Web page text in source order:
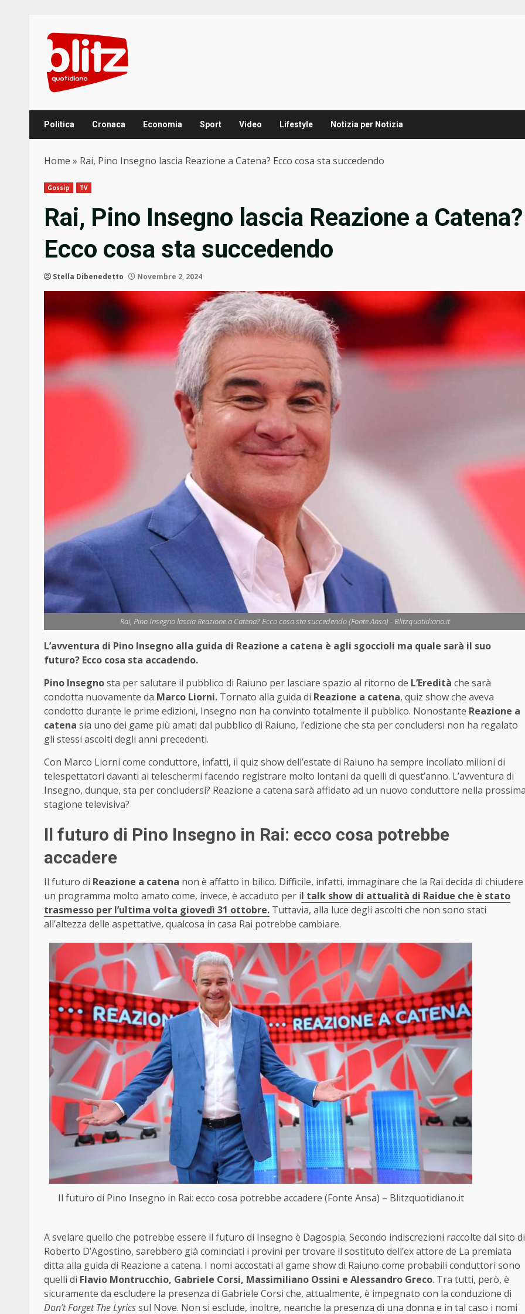
content
Politica Cronaca Economia Sport Video Lifestyle Notizia per Notizia
Home » Rai, Pino Insegno lascia Reazione a Catena? Ecco cosa sta succedendo
Gossip TV
Rai, Pino Insegno lascia Reazione a Catena?
Ecco cosa sta succedendo
Stella Dibenedetto Novembre 2, 2024
Rai, Pino Insegno lascia Reazione a Catena? Ecco cosa sta succedendo (Fonte Ansa) - Blitzquotidiano.it
L’avventura di Pino Insegno alla guida di Reazione a catena è agli sgoccioli ma quale sarà il suo
futuro? Ecco cosa sta accadendo.
Pino Insegnosta per salutare il pubblico di Raiuno per lasciare spazio al ritorno de L’Eredità che sarà
condotta nuovamente da Marco Liorni. Tornato alla guida di Reazione a catena, quiz show che aveva
condotto durante le prime edizioni, Insegno non ha convinto totalmente il pubblico. Nonostante Reazione a
catena sia uno dei game più amati dal pubblico di Raiuno, l’edizione che sta per concludersi non ha regalato
gli stessi ascolti degli anni precedenti.
Con Marco Liorni come conduttore, infatti, il quiz show dell’estate di Raiuno ha sempre incollato milioni di
telespettatori davanti ai teleschermi facendo registrare molto lontani da quelli di quest’anno. L’avventura di
Insegno, dunque, sta per concludersi? Reazione a catena sarà affidato ad un nuovo conduttore nella
stagione televisiva?
Il futuro di Pino Insegno in Rai: ecco cosa potrebbe
accadere
Il futuro di Reazione a catena non è affatto in bilico. Difficile, infatti, immaginare che la Rai decida di chiudere
un programma molto amato come, invece, è accaduto per il talk show di attualità di Raidue che è stato
trasmesso per l’ultima volta giovedì 31 ottobre. Tuttavia, alla luce degli ascolti che non sono stati
all’altezza delle aspettative, qualcosa in casa Rai potrebbe cambiare.
Il futuro di Pino Insegno in Rai: ecco cosa potrebbe accadere (Fonte Ansa) – Blitzquotidiano.it
A svelare quello che potrebbe essere il futuro di Insegno è Dagospia. Secondo indiscrezioni raccolte dal sito di
Roberto D’Agostino, sarebbero già cominciati i provini per trovare il sostituto dell’ex attore de La premiata
ditta alla guida di Reazione a catena. I nomi accostati al game show di Raiuno come probabili conduttori sono
quelli di Flavio Montrucchio, Gabriele Corsi, Massimiliano Ossini e Alessandro Greco. Tra tutti, però, è
sicuramente da escludere la presenza di Gabriele Corsi che, attualmente, è impegnato con la conduzione di
Don’t Forget The Lyricssul Nove. Non si esclude, inoltre, neanche la presenza di una donna e in tal caso i nomi